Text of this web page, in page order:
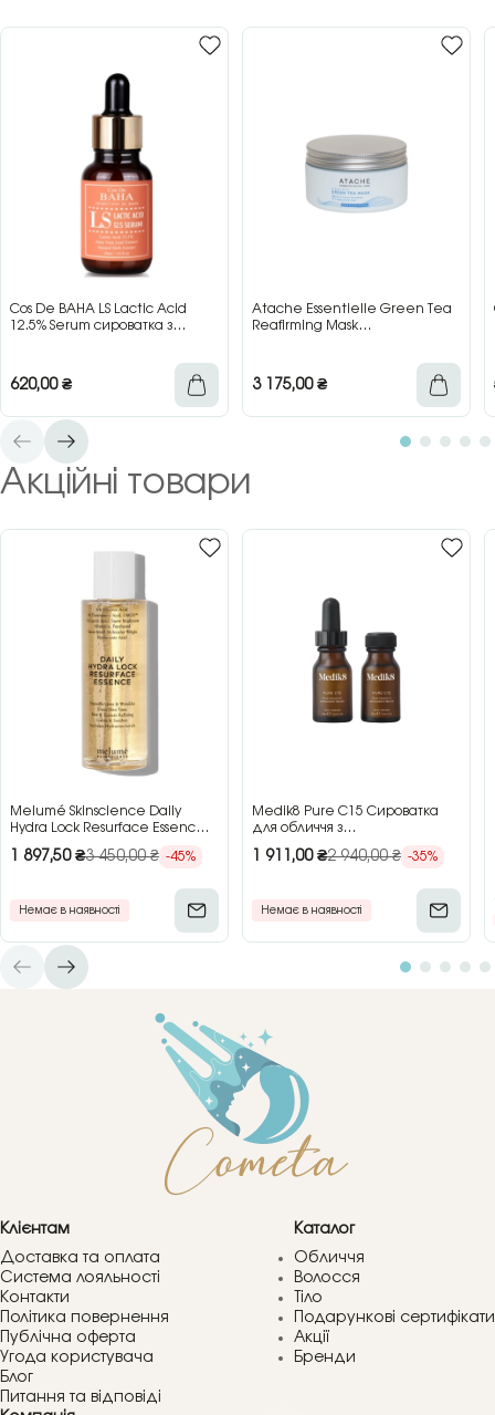
Cos De BAHA LS Lactic Acid
12.5% Serum сироватка з
620,00₴
Atache Essentielle Green Tea
Reafirming Mask
3 175,00₴
Акційні товари
Melumé Skinscience Daily
Hydra Lock Resurface Essence
обличчя з кислотами, 150 мл
1 897,50₴3 450,00₴ -45%
Немає в наявності
Medik8 Pure C15 Сироватка
для обличчя з
2×15 мл
1 911,00₴2 940,00₴ -35%
Немає в наявності
Клієнтам
Доставка та оплата
Система лояльності
Контакти
Політика повернення
Публічна оферта
Угода користувача
Блог
Питання та відповіді
Каталог
Обличчя
Волосся
Тіло
Подарункові сертифікати
Акції
Бренди